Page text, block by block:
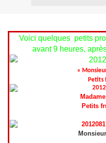
Voici quelques petits
avant 9 heures,
«
Petits
Petits